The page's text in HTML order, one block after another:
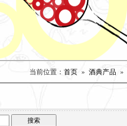
当前位置： 首页 » 酒典产品 »